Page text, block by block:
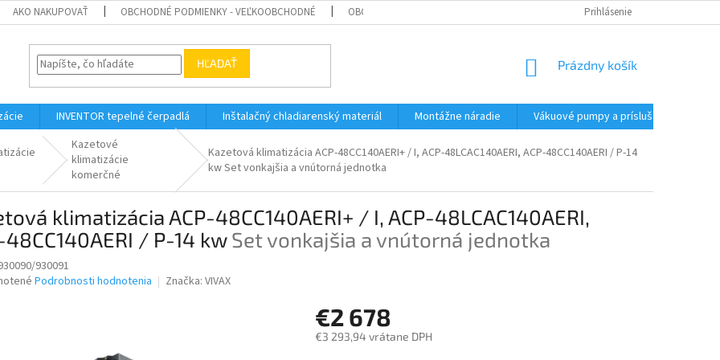
AKO NAKUPOVAŤ OBCHODNÉ PODMIENKY - VEĽKOOBCHODNÉ OBCHODNÉ PODMIENKY - MALOOBCHODNÉ PODMIENKY OCHRANY
Prihlásenie
HĽADAŤ
NÁKUPNÝ
Prázdny košík
INVENTOR tepelné čerpadlá Inštalačný chladiarenský materiál Montážne náradie Vákuové pumpy a príslušenstvo
Kazetové
klimatizácie
komerčné
Kazetová klimatizácia ACP-48CC140AERI+ / I, ACP-48LCAC140AERI, ACP-48CC140AERI / P-14
kwSet vonkajšia a vnútorná jednotka
klimatizácia ACP-48CC140AERI+ / I, ACP-48LCAC140AERI,
48CC140AERI / P-14 kwSet vonkajšia a vnútorná jednotka
930091
Podrobnosti hodnotenia Značka: VIVAX
€2 678
€3 293,94 vrátane DPH